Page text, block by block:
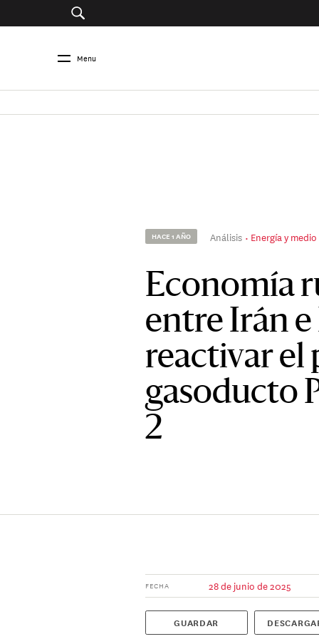
Menu
HACE 1 AÑO Análisis Energía y
Economía
entre Irán
reactivar el
gasoducto
2
FECHA 28 de junio de 2025
GUARDAR